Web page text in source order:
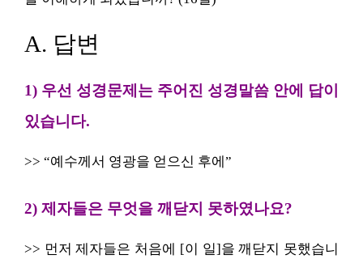
A. 답변
1) 우선 성경문제는 주어진 성경말씀 안에 답이
있습니다.
>> “예수께서 영광을 얻으신 후에”
2) 제자들은 무엇을 깨닫지 못하였나요?
>> 먼저 제자들은 처음에 [이 일]을 깨닫지 못했습니